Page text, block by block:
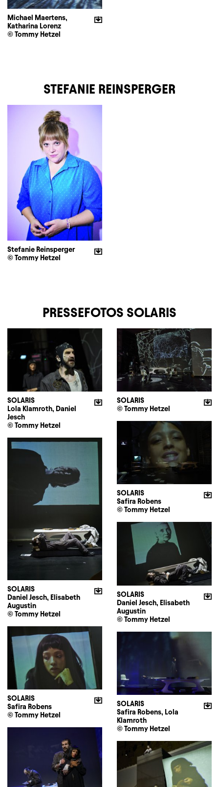
Michael Maertens,
Katharina Lorenz
© Tommy Hetzel
STEFANIE REINSPERGER
Stefanie Reinsperger
© Tommy Hetzel
PRESSEFOTOS SOLARIS
SOLARIS
Lola Klamroth, Daniel
Jesch
© Tommy Hetzel
SOLARIS
© Tommy Hetzel
SOLARIS
Safira Robens
© Tommy Hetzel
SOLARIS
Daniel Jesch, Elisabeth
Augustin
© Tommy Hetzel
SOLARIS
Daniel Jesch, Elisabeth
Augustin
© Tommy Hetzel
SOLARIS
Safira Robens
© Tommy Hetzel
SOLARIS
Safira Robens, Lola
Klamroth
© Tommy Hetzel